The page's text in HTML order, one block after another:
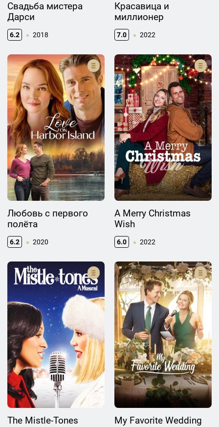
Свадьба мистера
Дарси
6.2 2018
Красавица и
миллионер
7.0 2022
Любовь с первого
полёта
6.2 2020
A Merry Christmas
Wish
6.0 2022
The Mistle-Tones My Favorite Wedding